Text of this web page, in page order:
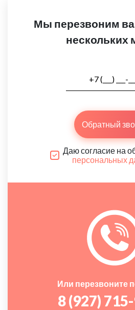
Мы перезвоним
нескольких
Обратный
Даю согласие на
персональных
Или перезвоните
8 (927)